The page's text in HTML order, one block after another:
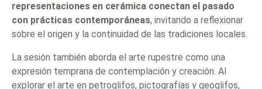
representaciones en cerámica conectan el pasado
con prácticas contemporáneas, invitando a reflexionar
sobre el origen y la continuidad de las tradiciones locales.
La sesión también aborda el arte rupestre como una
expresión temprana de contemplación y creación. Al
explorar el arte en petroglifos, pictografías y geoglifos,